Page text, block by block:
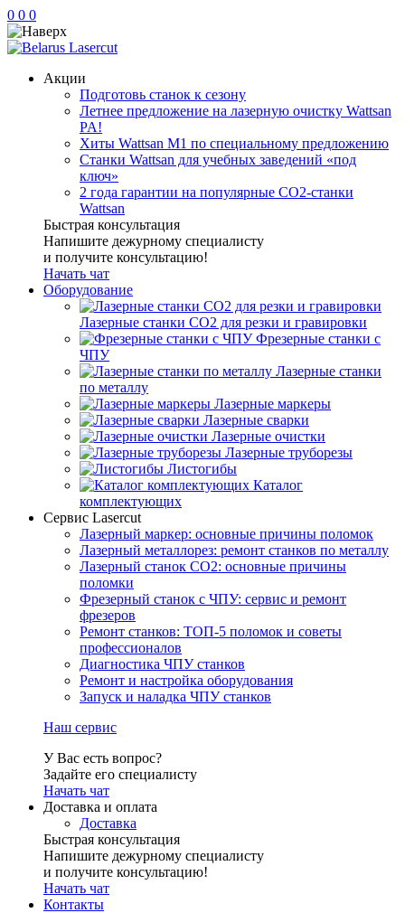
0 0 0
Акции
Подготовь станок к сезону
Летнее предложение на лазерную очистку Wattsan
PA!
Хиты Wattsan M1 по специальному предложению
Станки Wattsan для учебных заведений «под
ключ»
2 года гарантии на популярные CO2-станки
Wattsan
Быстрая консультация
Напишите дежурному специалисту
и получите консультацию!
Начать чат
Оборудование
Лазерные станки CO2 для резки и гравировки
Фрезерные станки с
ЧПУ
Лазерные станки
по металлу
Лазерные маркеры
Лазерные сварки
Лазерные очистки
Лазерные труборезы
Листогибы
Каталог
комплектующих
Сервис Lasercut
Лазерный маркер: основные причины поломок
Лазерный металлорез: ремонт станков по металлу
Лазерный станок СО2: основные причины
поломки
Фрезерный станок с ЧПУ: сервис и ремонт
фрезеров
Ремонт станков: ТОП-5 поломок и советы
профессионалов
Диагностика ЧПУ станков
Ремонт и настройка оборудования
Запуск и наладка ЧПУ станков
Наш сервис
У Вас есть вопрос?
Задайте его специалисту
Начать чат
Доставка и оплата
Доставка
Быстрая консультация
Напишите дежурному специалисту
и получите консультацию!
Начать чат
Контакты